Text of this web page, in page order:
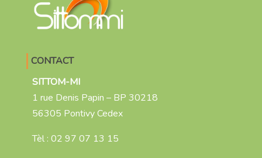
CONTACT
SITTOM-MI
1 rue Denis Papin – BP 30218
56305 Pontivy Cedex
Tèl : 02 97 07 13 15